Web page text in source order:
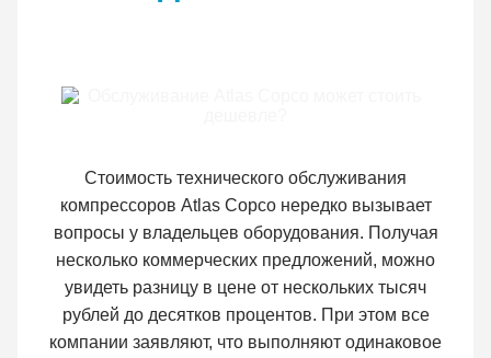
Стоимость технического обслуживания
компрессоров Atlas Copco нередко вызывает
вопросы у владельцев оборудования. Получая
несколько коммерческих предложений, можно
увидеть разницу в цене от нескольких тысяч
рублей до десятков процентов. При этом все
компании заявляют, что выполняют одинаковое